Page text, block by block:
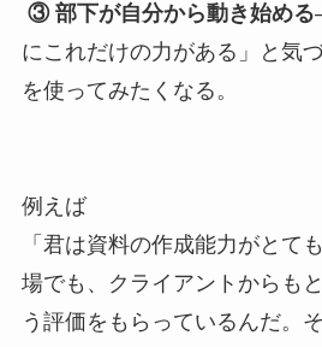
③ 部下が自分から動き始める
にこれだけの力がある」と気
を使ってみたくなる。
例えば
「君は資料の作成能力がとて
場でも、クライアントからも
う評価をもらっているんだ。